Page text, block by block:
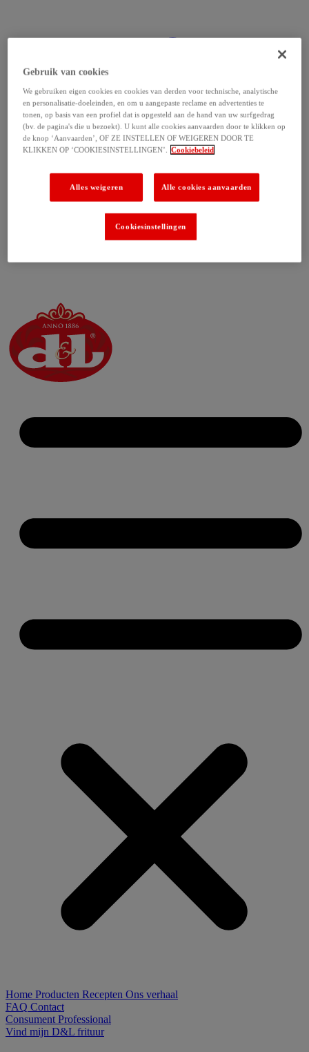
Home Producten Recepten Ons verhaal
FAQ Contact
Consument Professional
Vind mijn D&L frituur
Gebruik van cookies
We gebruiken eigen cookies en cookies van derden voor technische, analytische
en personalisatie-doeleinden, en om u aangepaste reclame en advertenties te
tonen, op basis van een profiel dat is opgesteld aan de hand van uw surfgedrag
(bv. de pagina's die u bezoekt). U kunt alle cookies aanvaarden door te klikken op
de knop ‘Aanvaarden’, OF ZE INSTELLEN OF WEIGEREN DOOR TE
KLIKKEN OP ‘COOKIESINSTELLINGEN’. Cookiebeleid
Alles weigeren Alle cookies aanvaarden
Cookiesinstellingen